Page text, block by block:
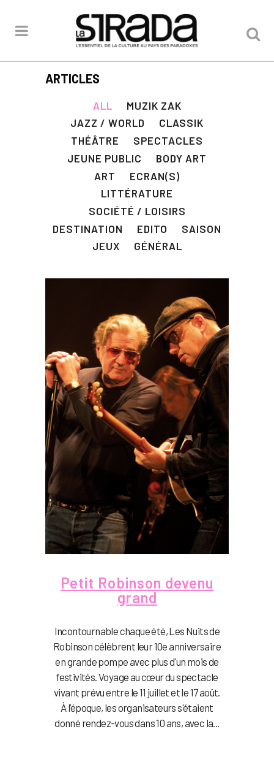
ARTICLES
ALL
MUZIK ZAK
JAZZ / WORLD
CLASSIK
THÉÂTRE
SPECTACLES
JEUNE PUBLIC
BODY ART
ART
ECRAN(S)
LITTÉRATURE
SOCIÉTÉ / LOISIRS
DESTINATION
EDITO
SAISON
JEUX
GÉNÉRAL
Petit Robinson devenu
grand
Incontournable chaque été, Les Nuits de
Robinson célèbrent leur 10e anniversaire
en grande pompe avec plus d'un mois de
festivités. Voyage au cœur du spectacle
vivant prévu entre le 11 juillet et le 17 août.
À l’époque, les organisateurs s'étaient
donné rendez-vous dans 10 ans, avec la...